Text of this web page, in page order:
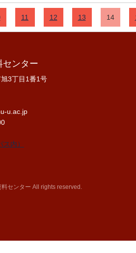
11 12 13 14
センター
3丁目1番1号
u.ac.jp
内）
センター All rights reserved.